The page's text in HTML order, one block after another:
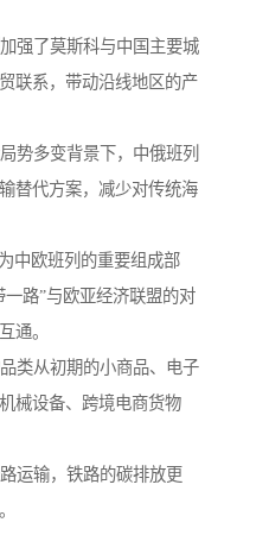
强了莫斯科与中国主要城
联系，带动沿线地区的产
势多变背景下，中俄班列
替代方案，减少对传统海
中欧班列的重要组成部
路”与欧亚经济联盟的对
通。
类从初期的小商品、电子
械设备、跨境电商货物
运输，铁路的碳排放更